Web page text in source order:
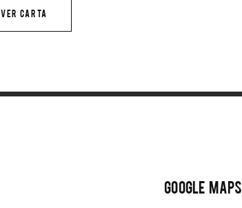
VER CARTA
GOOGLE MAPS